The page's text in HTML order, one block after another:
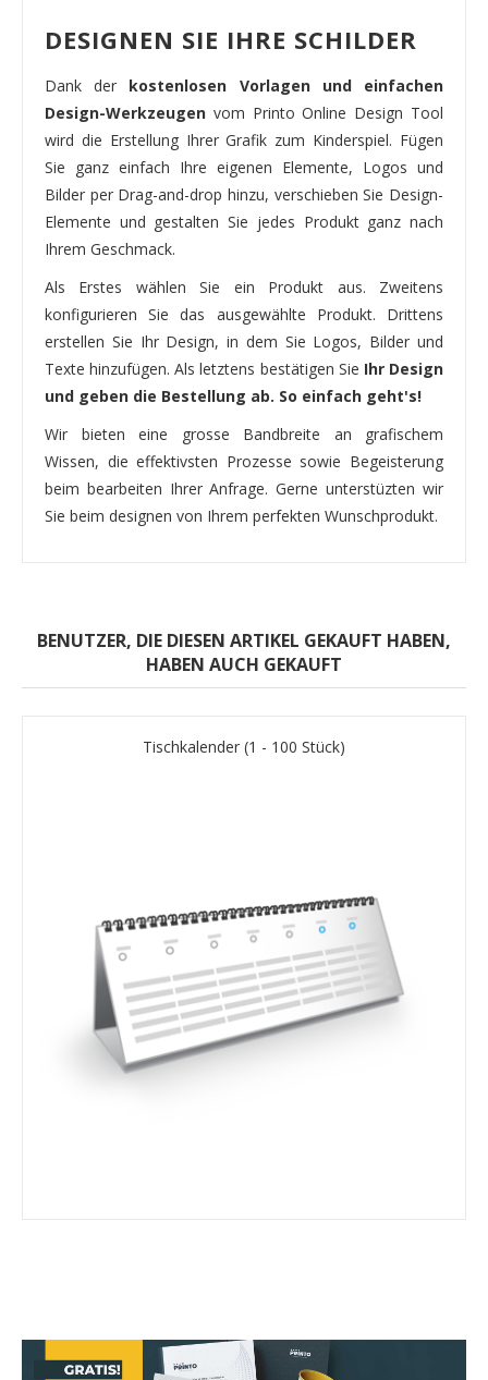
DESIGNEN SIE IHRE SCHILDER
Dank der kostenlosen Vorlagen und einfachen
Design-Werkzeugen vom Printo Online Design Tool
wird die Erstellung Ihrer Grafik zum Kinderspiel. Fügen
Sie ganz einfach Ihre eigenen Elemente, Logos und
Bilder per Drag-and-drop hinzu, verschieben Sie Design-
Elemente und gestalten Sie jedes Produkt ganz nach
Ihrem Geschmack.
Als Erstes wählen Sie ein Produkt aus. Zweitens
konfigurieren Sie das ausgewählte Produkt. Drittens
erstellen Sie Ihr Design, in dem Sie Logos, Bilder und
Texte hinzufügen. Als letztens bestätigen Sie Ihr Design
und geben die Bestellung ab. So einfach geht's!
Wir bieten eine grosse Bandbreite an grafischem
Wissen, die effektivsten Prozesse sowie Begeisterung
beim bearbeiten Ihrer Anfrage. Gerne unterstüzten wir
Sie beim designen von Ihrem perfekten Wunschprodukt.
BENUTZER, DIE DIESEN ARTIKEL GEKAUFT HABEN,
HABEN AUCH GEKAUFT
Tischkalender (1 - 100 Stück)